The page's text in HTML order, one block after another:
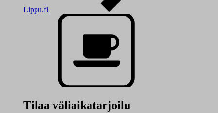
Lippu.fi
Tilaa väliaikatarjoilu